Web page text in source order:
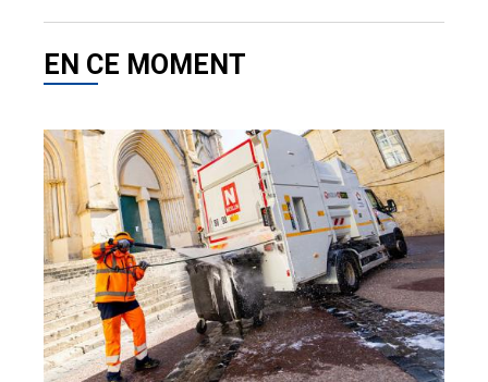
EN CE MOMENT